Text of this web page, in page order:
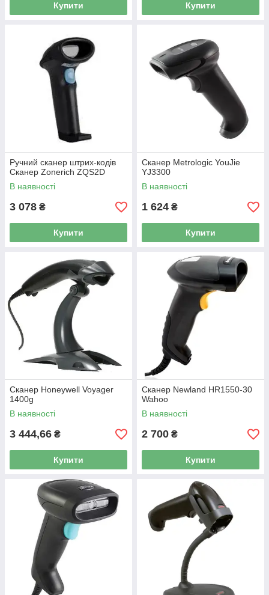
Купити Купити
Ручний сканер штрих-кодів
Сканер Zonerich ZQS2D
В наявності
3 078 ₴
Купити
Сканер Metrologic YouJie
YJ3300
В наявності
1 624 ₴
Купити
Сканер Honeywell Voyager
1400g
В наявності
3 444,66 ₴
Купити
Сканер Newland HR1550-30
Wahoo
В наявності
2 700 ₴
Купити